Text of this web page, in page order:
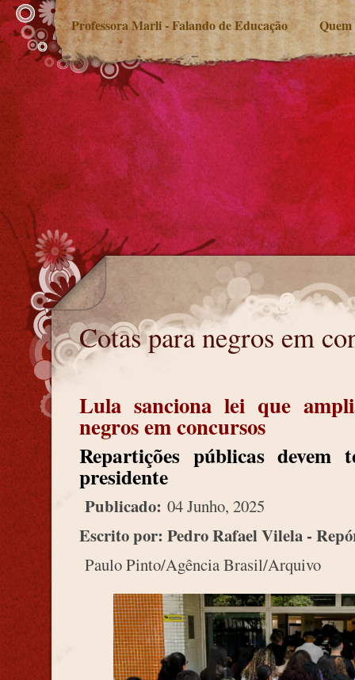
Professora Marli - Falando de Educação Quem
Cotas para negros em
Cotas para negros em concursos
Lula sanciona lei que
negros em concursos
Repartições públicas
presidente
Publicado: 04 Junho, 2025
Escrito por: Pedro Rafael Vilela -
Paulo Pinto/Agência Brasil/Arquivo